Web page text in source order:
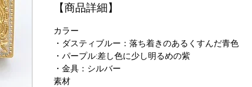
【商品詳細】
カラー
・ダスティブルー：落ち着きのあるくすんだ青色
・パープル:差し色に少し明るめの紫
・金具：シルバー
素材